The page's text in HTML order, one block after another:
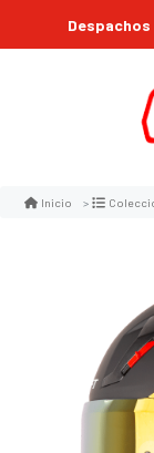
Inicio